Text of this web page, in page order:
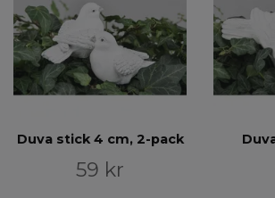
Duva stick 4 cm, 2-pack
59 kr